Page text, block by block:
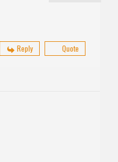
Reply Quote